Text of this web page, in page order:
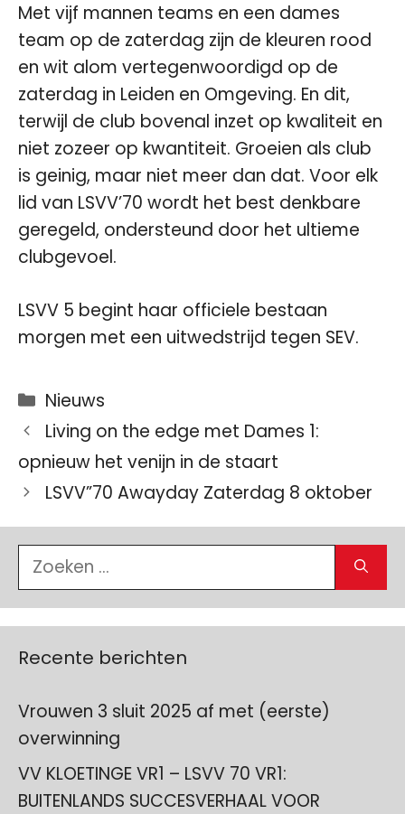
Met vijf mannen teams en een dames
team op de zaterdag zijn de kleuren rood
en wit alom vertegenwoordigd op de
zaterdag in Leiden en Omgeving. En dit,
terwijl de club bovenal inzet op kwaliteit en
niet zozeer op kwantiteit. Groeien als club
is geinig, maar niet meer dan dat. Voor elk
lid van LSVV’70 wordt het best denkbare
geregeld, ondersteund door het ultieme
clubgevoel.
LSVV 5 begint haar officiele bestaan
morgen met een uitwedstrijd tegen SEV.
Categorieën
Nieuws
Living on the edge met Dames 1:
opnieuw het venijn in de staart
LSVV”70 Awayday Zaterdag 8 oktober
Zoek
naar:
Recente berichten
Vrouwen 3 sluit 2025 af met (eerste)
overwinning
VV KLOETINGE VR1 – LSVV 70 VR1:
BUITENLANDS SUCCESVERHAAL VOOR